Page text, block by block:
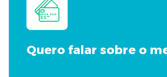
Quero falar sobre o